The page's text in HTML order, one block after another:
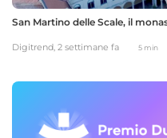
San Martino delle Scale, il
Digitrend, 2 settimane fa 5 min